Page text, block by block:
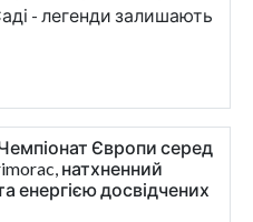
- легенди залишають
Європи серед
натхненний
енергією досвідчених